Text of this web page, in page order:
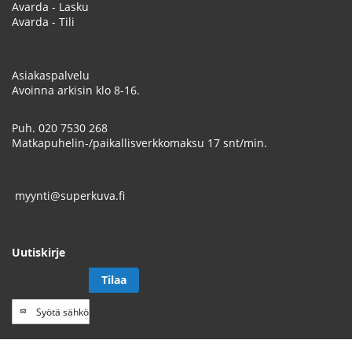
Avarda - Lasku
Avarda - Tili
Asiakaspalvelu
Avoinna arkisin klo 8-16.
Puh. 020 7530 268
Matkapuhelin-/paikallisverkkomaksu 17 snt/min.
myynti@superkuva.fi
Uutiskirje
Tilaa
uutiskirje
Tilaa